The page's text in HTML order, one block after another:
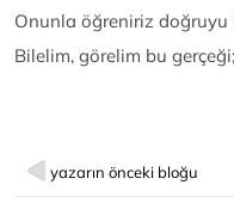
Onunla öğreniriz
Bilelim, görelim bu
yazarın önceki bloğu